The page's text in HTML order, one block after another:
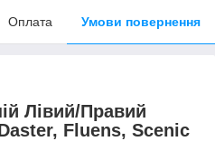
Оплата Умови повернення
Лівий/Правий
Fluens, Scenic